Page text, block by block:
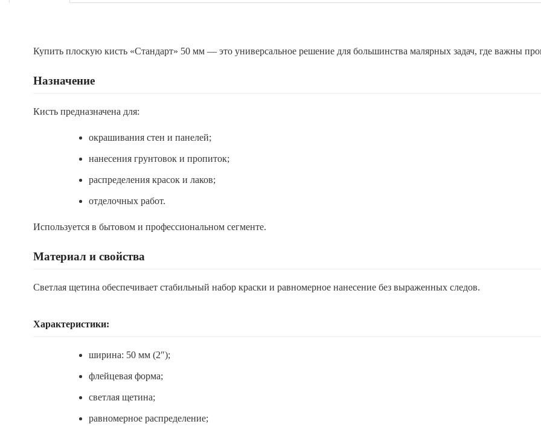
Купить плоскую кисть «Стандарт» 50 мм — это универсальное решение для большинства малярных задач, где важны
Назначение
Кисть предназначена для:
окрашивания стен и панелей;
нанесения грунтовок и пропиток;
распределения красок и лаков;
отделочных работ.
Используется в бытовом и профессиональном сегменте.
Материал и свойства
Светлая щетина обеспечивает стабильный набор краски и равномерное нанесение без выраженных следов.
Характеристики:
ширина: 50 мм (2″);
флейцевая форма;
светлая щетина;
равномерное распределение;